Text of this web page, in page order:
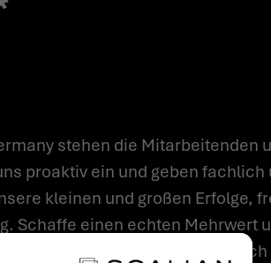
stehen die Mitarbeitenden
proaktiv ein und geben
kleinen und großen Erfolge,
Schaffe einen echten Mehrwert
zu vertiefen,